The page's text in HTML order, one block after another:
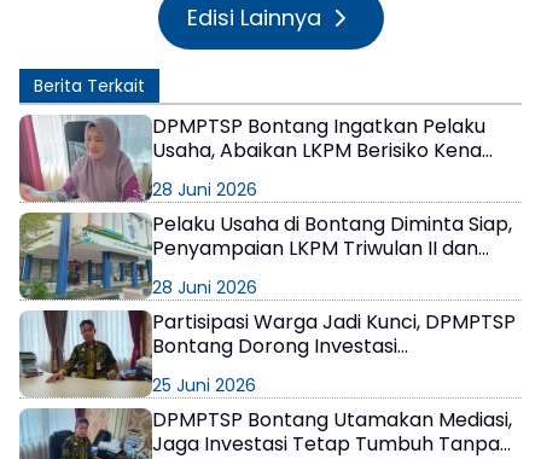
Edisi Lainnya
Berita Terkait
DPMPTSP Bontang Ingatkan Pelaku
Usaha, Abaikan LKPM Berisiko Kena
28 Juni 2026
Pelaku Usaha di Bontang Diminta Siap,
Penyampaian LKPM Triwulan II dan
28 Juni 2026
Partisipasi Warga Jadi Kunci, DPMPTSP
Bontang Dorong Investasi
Masyarakat
25 Juni 2026
DPMPTSP Bontang Utamakan Mediasi,
Jaga Investasi Tetap Tumbuh Tanpa